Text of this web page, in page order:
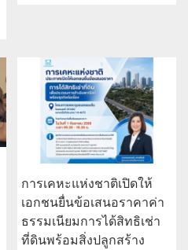
การเคหะแห่งชาติเปิดให้
เอกชนยื่นข้อเสนอราคาค่า
ธรรมเนียมการได้สิทธิเช่า
ที่ดินพร้อมสิ่งปลูกสร้าง